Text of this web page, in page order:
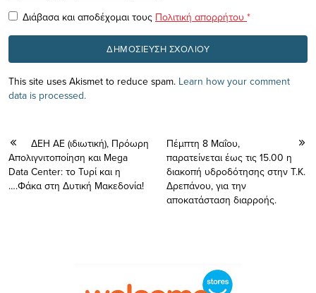
Διάβασα και αποδέχομαι τους Πολιτική απορρήτου *
This site uses Akismet to reduce spam. Learn how your comment
data is processed.
ΔΕΗ ΑΕ (ιδιωτική), Πρόωρη
Απολιγνιτοποίηση και Mega
Data Center: το Τυρί και η
….Φάκα στη Δυτική Μακεδονία!
Πέμπτη 8 Μαΐου,
παρατείνεται έως τις 15.00 η
διακοπή υδροδότησης στην Τ.Κ.
Δρεπάνου, για την
αποκατάσταση διαρροής.